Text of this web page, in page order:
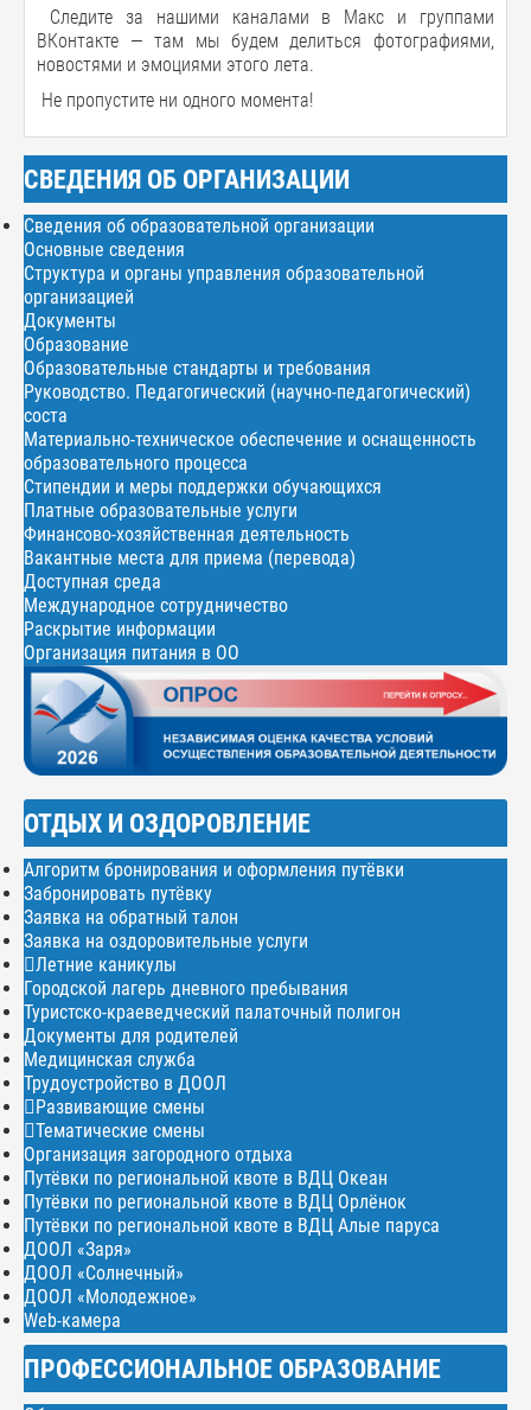
Следите за нашими каналами в Макс и группами
ВКонтакте — там мы будем делиться фотографиями,
новостями и эмоциями этого лета.
Не пропустите ни одного момента!
СВЕДЕНИЯ ОБ ОРГАНИЗАЦИИ
Сведения об образовательной организации
Основные сведения
Структура и органы управления образовательной
организацией
Документы
Образование
Образовательные стандарты и требования
Руководство. Педагогический (научно-педагогический)
соста
Материально-техническое обеспечение и оснащенность
образовательного процесса
Стипендии и меры поддержки обучающихся
Платные образовательные услуги
Финансово-хозяйственная деятельность
Вакантные места для приема (перевода)
Доступная среда
Международное сотрудничество
Раскрытие информации
Организация питания в ОО
ОТДЫХ И ОЗДОРОВЛЕНИЕ
Алгоритм бронирования и оформления путёвки
Забронировать путёвку
Заявка на обратный талон
Заявка на оздоровительные услуги
Летние каникулы
Городской лагерь дневного пребывания
Туристско-краеведческий палаточный полигон
Документы для родителей
Медицинская служба
Трудоустройство в ДООЛ
Развивающие смены
Тематические смены
Организация загородного отдыха
Путёвки по региональной квоте в ВДЦ Океан
Путёвки по региональной квоте в ВДЦ Орлёнок
Путёвки по региональной квоте в ВДЦ Алые паруса
ДООЛ «Заря»
ДООЛ «Солнечный»
ДООЛ «Молодежное»
Web-камера
ПРОФЕССИОНАЛЬНОЕ ОБРАЗОВАНИЕ